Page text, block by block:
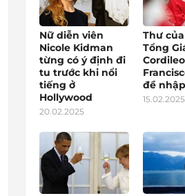
Nữ diễn viên
Nicole Kidman
từng có ý định đi
tu trước khi nổi
tiếng ở
Hollywood
20.02.2025
Thư
Tổng
đề
15.02.2025